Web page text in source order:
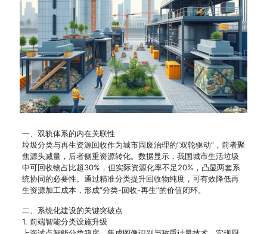
一、双轨体系的内在关联性
垃圾分类与再生资源回收作为城市固废治理的”双轮驱动”，前者聚
焦源头减量，后者侧重资源转化。数据显示，我国城市生活垃圾
中可回收物占比超30%，但实际资源化率不足20%，凸显两套系
统协同的必要性。通过精准分类提升回收物纯度，可有效降低再
生资源加工成本，形成”分类-回收-再生”的价值闭环。
二、系统化建设的关键突破点
1. 前端智能分类设施升级